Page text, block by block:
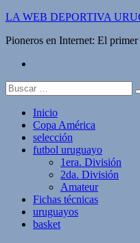
Saltar
contenido
LA WEB DEPORTIVA
Pioneros en Internet: El
Buscar:
Inicio
Copa América
selección
futbol uruguayo
1era. División
2da. División
Amateur
Fichas técnicas
uruguayos
basket